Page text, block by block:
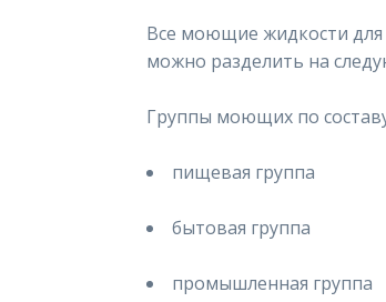
Все моющие жидкости для
можно разделить на
Группы моющих по
пищевая группа
бытовая группа
промышленная группа